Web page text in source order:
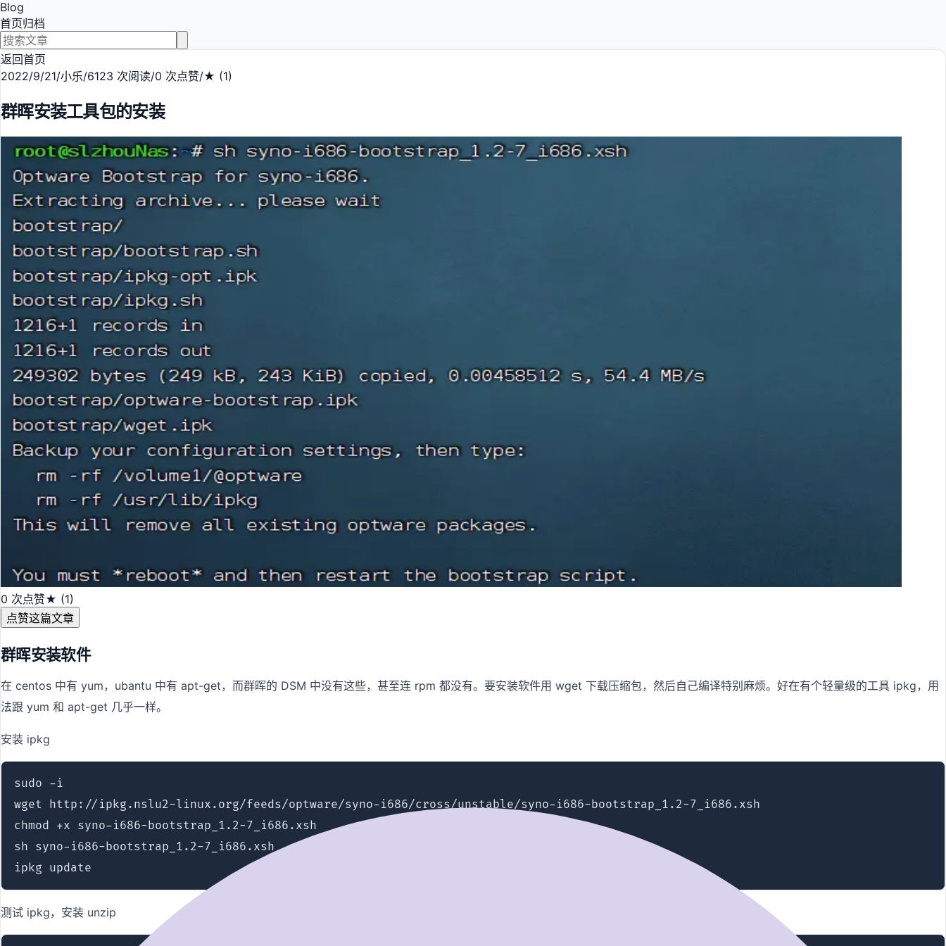
Blog
首页归档
返回首页
2022/9/21/小乐/6123 次阅读/0 次点赞/★ (1)
群晖安装工具包的安装
0 次点赞★ (1)
点赞这篇文章
群晖安装软件
在 centos 中有 yum，ubantu 中有 apt-get，而群晖的 DSM 中没有这些，甚至连 rpm 都没有。要安装软件用 wget 下载压缩包，然后自己编译特别麻烦。好在有个轻量级的工具 ipkg，用
法跟 yum 和 apt-get 几乎一样。
安装 ipkg
sudo -i
wget http://ipkg.nslu2-linux.org/feeds/optware/syno-i686/cross/unstable/syno-i686-bootstrap_1.2-7_i686.xsh
chmod +x syno-i686-bootstrap_1.2-7_i686.xsh
sh syno-i686-bootstrap_1.2-7_i686.xsh
ipkg update
测试 ipkg，安装 unzip